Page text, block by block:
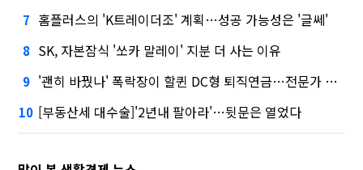
7 홈플러스의 'K트레이더조' 계획…성공 가능성은 '글쎄'
8 SK, 자본잠식 '쏘카 말레이' 지분 더 사는 이유
9 '괜히 바꿨나' 폭락장이 할퀸 DC형 퇴직연금…전문가 조언은
10 [부동산세 대수술]'2년내 팔아라'…뒷문은 열었다